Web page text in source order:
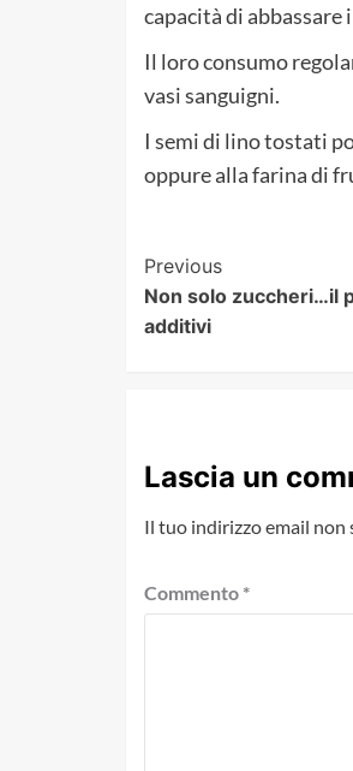
capacità di
Il loro consumo
vasi sanguigni.
I semi di lino tostati
oppure alla farina di
Post
Navigation
Previous
Non solo zuccheri…il
additivi
Lascia un
Il tuo indirizzo email non
Commento *